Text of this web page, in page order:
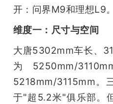
开：问界M9和理想L9。
维度一：尺寸与空间
大唐5302mm车长、
为5250mm/
5218mm/3115mm。
于"超5.2米"俱乐部。